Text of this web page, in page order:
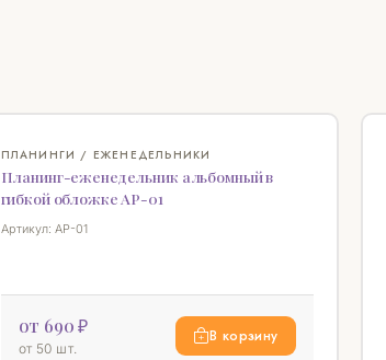
ПЛАНИНГИ / ЕЖЕНЕДЕЛЬНИКИ
Планинг-еженедельник альбомный в
гибкой обложке AP-01
Артикул: AP-01
от 690 ₽
от 50 шт.
В корзину